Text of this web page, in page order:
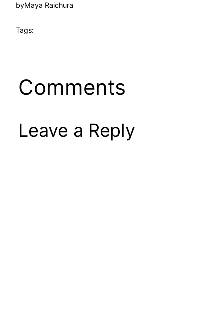
byMaya Raichura
Tags:
Comments
Leave a Reply